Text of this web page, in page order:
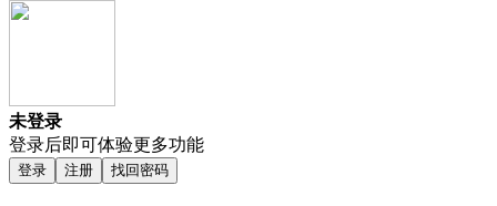
未登录
登录后即可体验更多功能
登录 注册 找回密码